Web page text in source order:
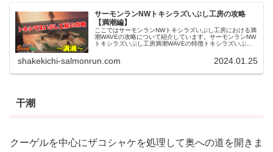
サーモンランNWトキシラズいぶし工房の攻略
【満潮編】
ここではサーモンランNWトキシラズいぶし工房における満
潮WAVEの攻略について紹介しています。サーモンランNW
トキシラズいぶし工房満潮WAVEの特徴トキシラズいぶし
shakekichi-salmonrun.com 2024.01.25
干潮
クーゲルを中心にザコシャケを処理して奥への道を開きま